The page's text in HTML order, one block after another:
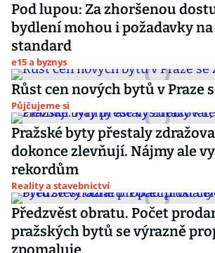
Pod lupou: Za zhoršenou
bydlení mohou i požadavky
standard
e15 a byznys
Růst cen nových bytů v Praze
Půjčujeme si
Pražské byty přestaly
dokonce zlevňují. Nájmy ale
rekordům
Reality a stavebnictví
Předzvěst obratu. Počet
pražských bytů se výrazně
zpomaluje